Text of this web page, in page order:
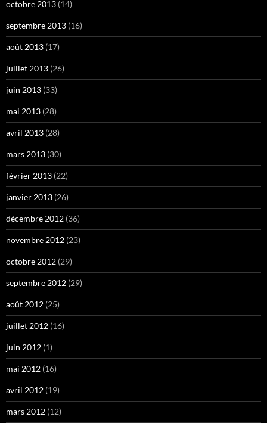
octobre 2013 (14)
septembre 2013 (16)
août 2013 (17)
juillet 2013 (26)
juin 2013 (33)
mai 2013 (28)
avril 2013 (28)
mars 2013 (30)
février 2013 (22)
janvier 2013 (26)
décembre 2012 (36)
novembre 2012 (23)
octobre 2012 (29)
septembre 2012 (29)
août 2012 (25)
juillet 2012 (16)
juin 2012 (1)
mai 2012 (16)
avril 2012 (19)
mars 2012 (12)